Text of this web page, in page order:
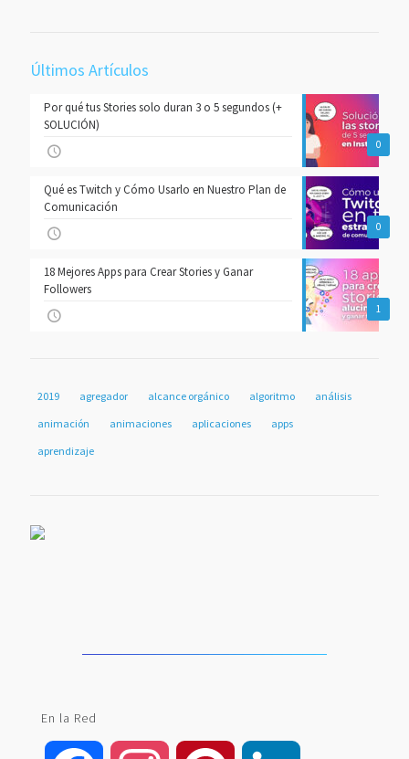
Últimos Artículos
0
Por qué tus Stories solo duran 3 o 5 segundos (+
SOLUCIÓN)
0
Qué es Twitch y Cómo Usarlo en Nuestro Plan de
Comunicación
1
18 Mejores Apps para Crear Stories y Ganar
Followers
2019 agregador alcance orgánico algoritmo
análisis
animación
animaciones aplicaciones
apps
aprendizaje
En la Red